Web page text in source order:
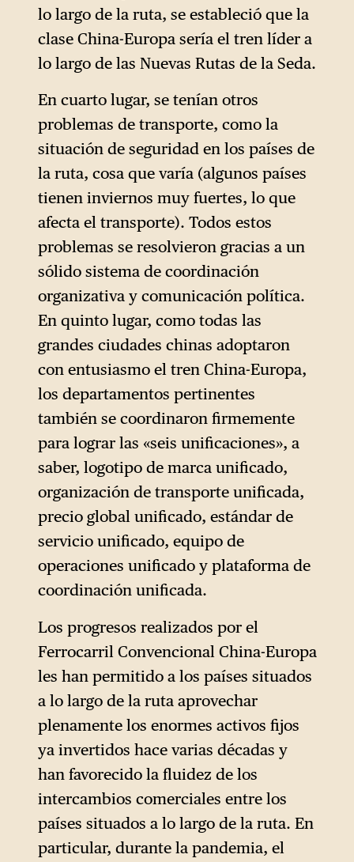
lo largo de la ruta, se estableció que la
clase China-Europa sería el tren líder a
lo largo de las Nuevas Rutas de la Seda.
En cuarto lugar, se tenían otros
problemas de transporte, como la
situación de seguridad en los países de
la ruta, cosa que varía (algunos países
tienen inviernos muy fuertes, lo que
afecta el transporte). Todos estos
problemas se resolvieron gracias a un
sólido sistema de coordinación
organizativa y comunicación política.
En quinto lugar, como todas las
grandes ciudades chinas adoptaron
con entusiasmo el tren China-Europa,
los departamentos pertinentes
también se coordinaron firmemente
para lograr las «seis unificaciones», a
saber, logotipo de marca unificado,
organización de transporte unificada,
precio global unificado, estándar de
servicio unificado, equipo de
operaciones unificado y plataforma de
coordinación unificada.
Los progresos realizados por el
Ferrocarril Convencional China-Europa
les han permitido a los países situados
a lo largo de la ruta aprovechar
plenamente los enormes activos fijos
ya invertidos hace varias décadas y
han favorecido la fluidez de los
intercambios comerciales entre los
países situados a lo largo de la ruta. En
particular, durante la pandemia, el